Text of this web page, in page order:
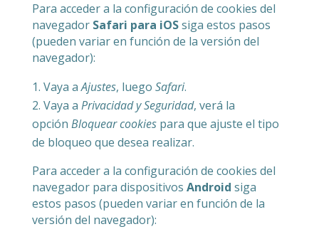
Para acceder a la configuración de cookies del
navegador Safari para iOSsiga estos pasos
(pueden variar en función de la versión del
navegador):
Vaya aAjustes, luego Safari.
Vaya a Privacidad y Seguridad, verá la
opción Bloquear cookiespara que ajuste el tipo
de bloqueo que desea realizar.
Para acceder a la configuración de cookies del
navegador para dispositivos Android siga
estos pasos (pueden variar en función de la
versión del navegador):